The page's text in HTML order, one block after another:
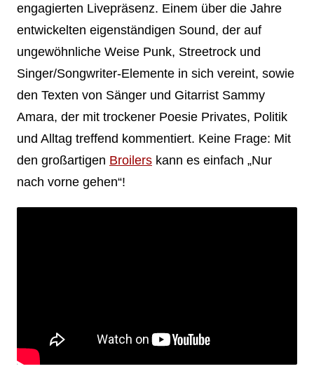
engagierten Livepräsenz. Einem über die Jahre
entwickelten eigenständigen Sound, der auf
ungewöhnliche Weise Punk, Streetrock und
Singer/Songwriter-Elemente in sich vereint, sowie
den Texten von Sänger und Gitarrist Sammy
Amara, der mit trockener Poesie Privates, Politik
und Alltag treffend kommentiert. Keine Frage: Mit
den großartigen Broilerskann es einfach „Nur
nach vorne gehen“!